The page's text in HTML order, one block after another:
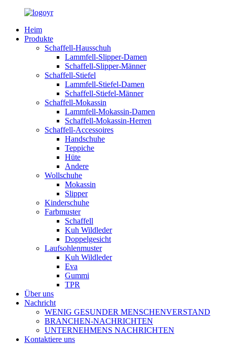
Heim
Produkte
Schaffell-Hausschuh
Lammfell-Slipper-Damen
Schaffell-Slipper-Männer
Schaffell-Stiefel
Lammfell-Stiefel-Damen
Schaffell-Stiefel-Männer
Schaffell-Mokassin
Lammfell-Mokassin-Damen
Schaffell-Mokassin-Herren
Schaffell-Accessoires
Handschuhe
Teppiche
Hüte
Andere
Wollschuhe
Mokassin
Slipper
Kinderschuhe
Farbmuster
Schaffell
Kuh Wildleder
Doppelgesicht
Laufsohlenmuster
Kuh Wildleder
Eva
Gummi
TPR
Über uns
Nachricht
WENIG GESUNDER MENSCHENVERSTAND
BRANCHEN-NACHRICHTEN
UNTERNEHMENS NACHRICHTEN
Kontaktiere uns